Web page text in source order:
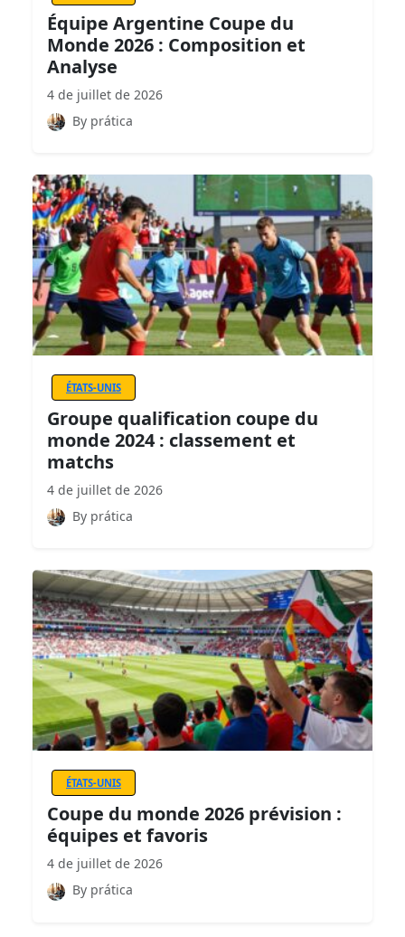
Équipe Argentine Coupe du
Monde 2026 : Composition et
Analyse
4 de juillet de 2026
By prática
ÉTATS-UNIS
Groupe qualification coupe du
monde 2024 : classement et
matchs
4 de juillet de 2026
By prática
ÉTATS-UNIS
Coupe du monde 2026 prévision :
équipes et favoris
4 de juillet de 2026
By prática